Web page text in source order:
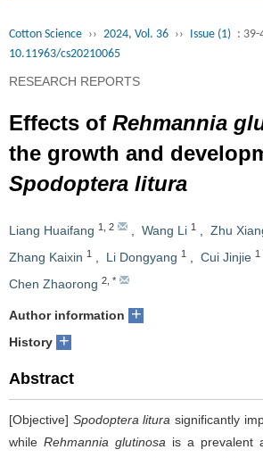
Cotton Science ›› 2024, Vol. 36 ›› Issue (1) : 39-
10.11963/cs20210065
RESEARCH REPORTS
Effects of Rehmannia
the growth and
Spodoptera litura
Liang Huaifang 1 2 Wang Li 1 Zhu
Zhang Kaixin 1 Li Dongyang 1 Cui Jinjie 1
Chen Zhaorong 2 *
Author information +
History +
Abstract
[Objective] Spodoptera litura significantly
while Rehmannia glutinosa is a prevalent